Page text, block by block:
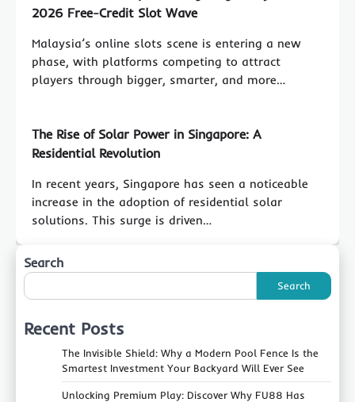
2026 Free-Credit Slot Wave
Malaysia’s online slots scene is entering a new
phase, with platforms competing to attract
players through bigger, smarter, and more…
The Rise of Solar Power in Singapore: A
Residential Revolution
In recent years, Singapore has seen a noticeable
increase in the adoption of residential solar
solutions. This surge is driven…
Search
Search
Recent Posts
The Invisible Shield: Why a Modern Pool Fence Is the
Smartest Investment Your Backyard Will Ever See
Unlocking Premium Play: Discover Why FU88 Has